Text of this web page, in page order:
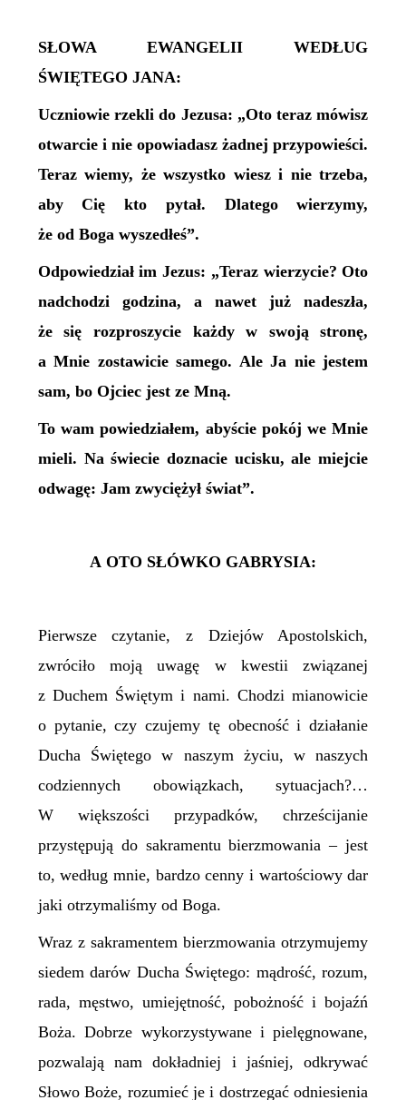
SŁOWA EWANGELII WEDŁUG
ŚWIĘTEGO JANA:
Uczniowie rzekli do Jezusa: „Oto teraz mówisz
otwarcie i nie opowiadasz żadnej przypowieści.
Teraz wiemy, że wszystko wiesz i nie trzeba,
aby Cię kto pytał. Dlatego wierzymy,
że od Boga wyszedłeś”.
Odpowiedział im Jezus: „Teraz wierzycie? Oto
nadchodzi godzina, a nawet już nadeszła,
że się rozproszycie każdy w swoją stronę,
a Mnie zostawicie samego. Ale Ja nie jestem
sam, bo Ojciec jest ze Mną.
To wam powiedziałem, abyście pokój we Mnie
mieli. Na świecie doznacie ucisku, ale miejcie
odwagę: Jam zwyciężył świat”.
A OTO SŁÓWKO GABRYSIA:
Pierwsze czytanie, z Dziejów Apostolskich,
zwróciło moją uwagę w kwestii związanej
z Duchem Świętym i nami. Chodzi mianowicie
o pytanie, czy czujemy tę obecność i działanie
Ducha Świętego w naszym życiu, w naszych
codziennych obowiązkach, sytuacjach?…
W większości przypadków, chrześcijanie
przystępują do sakramentu bierzmowania – jest
to, według mnie, bardzo cenny i wartościowy dar
jaki otrzymaliśmy od Boga.
Wraz z sakramentem bierzmowania otrzymujemy
siedem darów Ducha Świętego: mądrość, rozum,
rada, męstwo, umiejętność, pobożność i bojaźń
Boża. Dobrze wykorzystywane i pielęgnowane,
pozwalają nam dokładniej i jaśniej, odkrywać
Słowo Boże, rozumieć je i dostrzegać odniesienia